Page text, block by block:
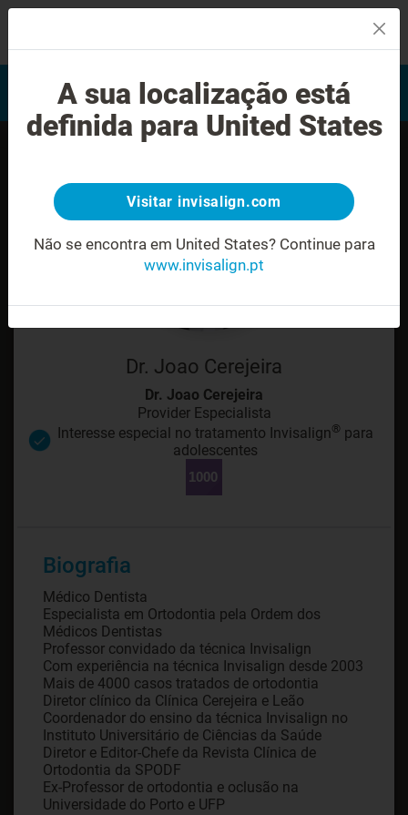
Avaliação do sorriso
Encontrar um Invisalign
provider
Dr. Joao Cerejeira
Dr. Joao Cerejeira
Provider Especialista
Interesse especial no tratamento Invisalign® para
adolescentes
Biografia
Médico Dentista
Especialista em Ortodontia pela Ordem dos
Médicos Dentistas
Professor convidado da técnica Invisalign
Com experiência na técnica Invisalign desde 2003
Mais de 4000 casos tratados de ortodontia
Diretor clínico da Clínica Cerejeira e Leão
Coordenador do ensino da técnica Invisalign no
Instituto Universitário de Ciências da Saúde
Diretor e Editor-Chefe da Revista Clínica de
Ortodontia da SPODF
Ex-Professor de ortodontia e oclusão na
Universidade do Porto e UFP
A sua localização está
definida para United States
Visitar invisalign.com
Não se encontra em United States? Continue para
www.invisalign.pt